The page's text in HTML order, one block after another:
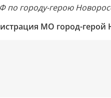
по городу-герою
МО город-герой